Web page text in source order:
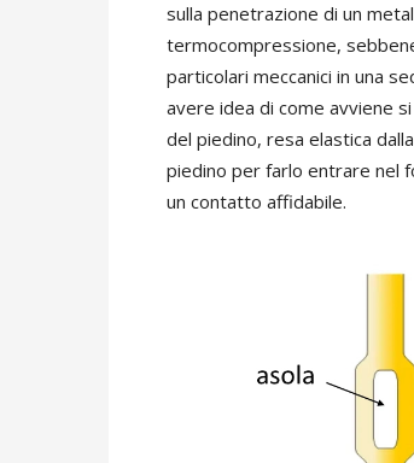
sulla penetrazione di un
termocompressione,
particolari meccanici in una
avere idea di come avviene
del piedino, resa elastica
piedino per farlo entrare nel
un contatto affidabile.